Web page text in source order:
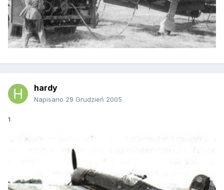
hardy
Napisano 29 Grudzień 2005
1